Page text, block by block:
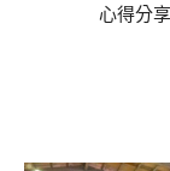
心得分